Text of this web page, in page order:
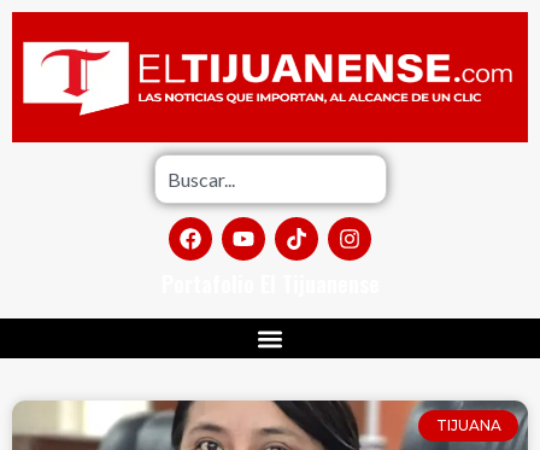
TIJUANA